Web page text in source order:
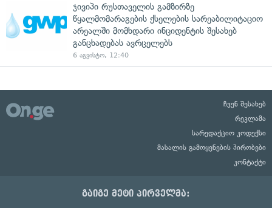
ჯივიპი რუსთაველის გამზირზე
წყალმომარაგების ქსელების სარეაბილიტაციო
არეალში მომხდარი ინციდენტის შესახებ
განცხადებას ავრცელებს
6 აგვისტო, 12:40
ჩვენ შესახებ
რეკლამა
სარედაქციო კოდექსი
მასალის გამოყენების პირობები
კონტაქტი
გაიგე მეტი პირველმა: